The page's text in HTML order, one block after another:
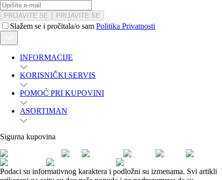
PRIJAVITE SE PRIJAVITE SE
Slažem se i pročitala/o sam Politika Privatnosti
INFORMACIJE
KORISNIČKI SERVIS
POMOĆ PRI KUPOVINI
ASORTIMAN
Sigurna kupovina
Podaci su informativnog karaktera i podložni su izmenama. Svi artikli